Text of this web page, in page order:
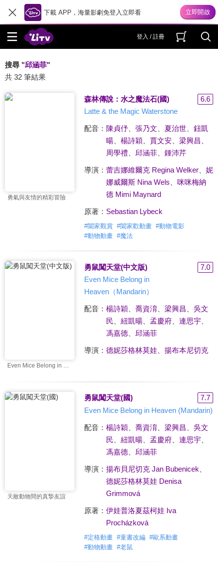
下載 APP，海量影劇免登入立即看
登入 / 註冊
搜尋 "邱涵菲"
共 32 筆結果
勇氣與友情的精彩冒險
森林傳說：水之魔法石(國)
6.6
Latte & the Magic Waterstone
配音： 陳貞伃、 張乃文 夏治世、 鈕凱
暘、 楊詩穎 賈文安、 梁興昌
周學禮
邱涵菲、 鍾沛芹
導演： 蕾吉娜維爾克 Regina Welker、 妮
娜威爾斯 Nina Wels
咪咪梅納
德 Mimi Maynard
原著： Sebastian Lybeck
#闔家觀賞 #闔家歡動畫 #動物電影
#動物動畫 #魔法
Even Mice Belong in Heaven（Mandarin）
勇鼠闖天堂(中文版)
7.0
Even Mice Belong in
Heaven（Mandarin）
配音： 楊詩穎 喬資淯、 梁興昌
吳文
民
紐凱暘、 孟慶府、 連思宇、
馮嘉德、 邱涵菲
導演： 德妮莎格林莫娃、 揚布本尼切克
天敵動物間的真摯友誼
勇鼠闖天堂(國)
7.7
Even Mice Belong in Heaven (Mandarin)
配音： 楊詩穎 喬資淯、 梁興昌
吳文
民
紐凱暘、 孟慶府、 連思宇、
馮嘉德、 邱涵菲
導演： 揚布貝尼切克 Jan Bubenicek
德妮莎格林莫娃 Denisa
Grimmová
原著： 伊娃普洛夏茲柯娃 Iva
Procházková
#定格動畫 #童書改編 #歐系動畫
#動物動畫 #老鼠